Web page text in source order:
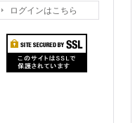
ログインはこちら